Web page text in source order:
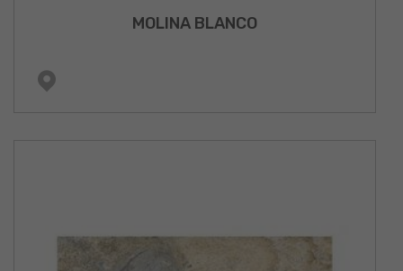
MOLINA BLANCO